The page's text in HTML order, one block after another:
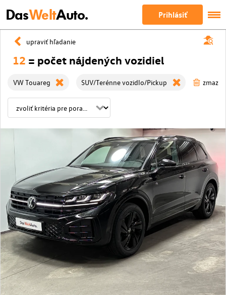
DasWeltAuto. Prihlásiť
upraviť hľadanie
12 = počet nájdených vozidiel
VW Touareg SUV/Terénne vozidlo/Pickup